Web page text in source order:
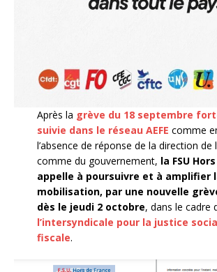
Après la grève du 18 septembre
suivie dans le réseau AEFE comme
l’absence de réponse de la direction de
comme du gouvernement, la FSU
appelle à poursuivre et à amplifier
mobilisation, par une nouvelle grève
dès le jeudi 2 octobre, dans le cadre
l’intersyndicale pour la justice
fiscale.